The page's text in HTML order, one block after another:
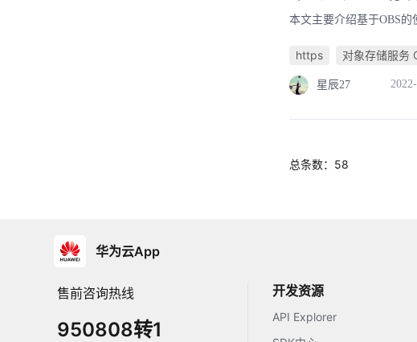
本文主要介绍基于OBS
https 对象存储服务
星辰27
总条数：58
华为云App
售前咨询热线
950808转1
开发资源
API Explorer